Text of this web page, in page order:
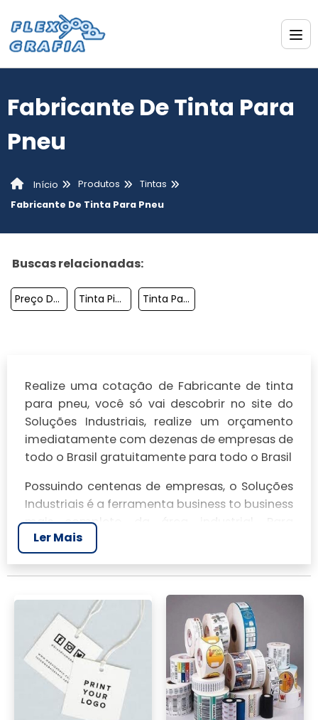
Fabricante De Tinta Para
Pneu
Início Produtos
Tintas
Fabricante De Tinta Para Pneu
Buscas relacionadas:
Preço De Tinta Para Pneu Tinta Pigmentada Impressora Tinta Para Reforma De Pneu
Realize uma cotação de Fabricante de tinta
para pneu, você só vai descobrir no site do
Soluções Industriais, realize um orçamento
imediatamente com dezenas de empresas de
todo o Brasil gratuitamente para todo o Brasil
Possuindo centenas de empresas, o Soluções
Industriais é a ferramenta business to business
mais completo da área industrial. Para
realizar um orçamento de Fabricante de tinta
para pneu, clique em um ou mais dos
anuciantes a seguir:
Ler Mais